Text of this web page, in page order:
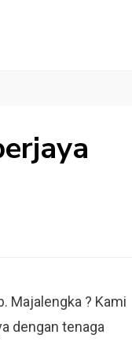
Majalengka ? Kami
dengan tenaga